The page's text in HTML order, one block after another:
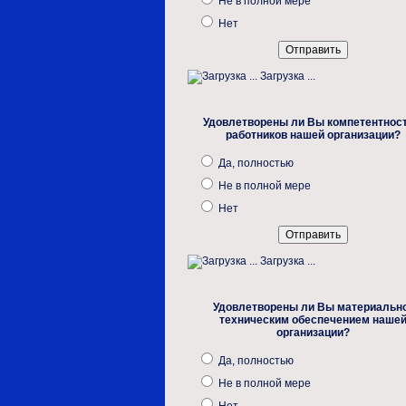
Нет
Загрузка ...
Удовлетворены ли Вы
работников нашей организации?
Да, полностью
Не в полной мере
Нет
Загрузка ...
Удовлетворены ли Вы
техническим обеспечением нашей
организации?
Да, полностью
Не в полной мере